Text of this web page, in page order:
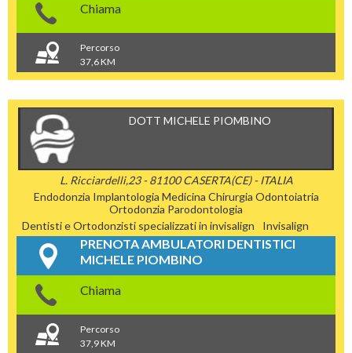
Chiama
Percorso
37,6 KM
DOTT MICHELE PIOMBINO
L. Ricciardelli,23 - 81100 CASERTA(CE) - ITALIA
Endodonzia Implantologia Medicina Chirurgia Odontoiatria
Ortodonzia Parodontologia
Dentisti e Ortodonzisti specializzati in invisalign
Invisalign
PRENOTA AMBULATORI DENTISTICI
MICHELE PIOMBINO
Chiama
Percorso
37,9 KM